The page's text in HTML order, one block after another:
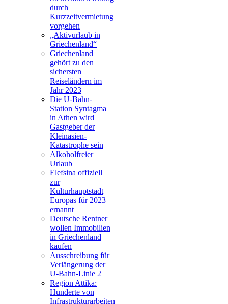
durch
Kurzzeitvermietung
vorgehen
„Aktivurlaub in
Griechenland“
Griechenland
gehört zu den
sichersten
Reiseländern im
Jahr 2023
Die U-Bahn-
Station Syntagma
in Athen wird
Gastgeber der
Kleinasien-
Katastrophe sein
Alkoholfreier
Urlaub
Elefsina offiziell
zur
Kulturhauptstadt
Europas für 2023
ernannt
Deutsche Rentner
wollen Immobilien
in Griechenland
kaufen
Ausschreibung für
Verlängerung der
U-Bahn-Linie 2
Region Attika:
Hunderte von
Infrastrukturarbeiten